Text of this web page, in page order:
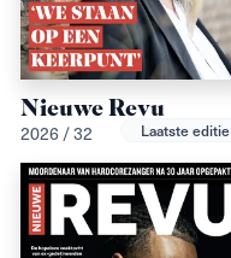
Nieuwe Revu
2026 / 32 Laatste editie